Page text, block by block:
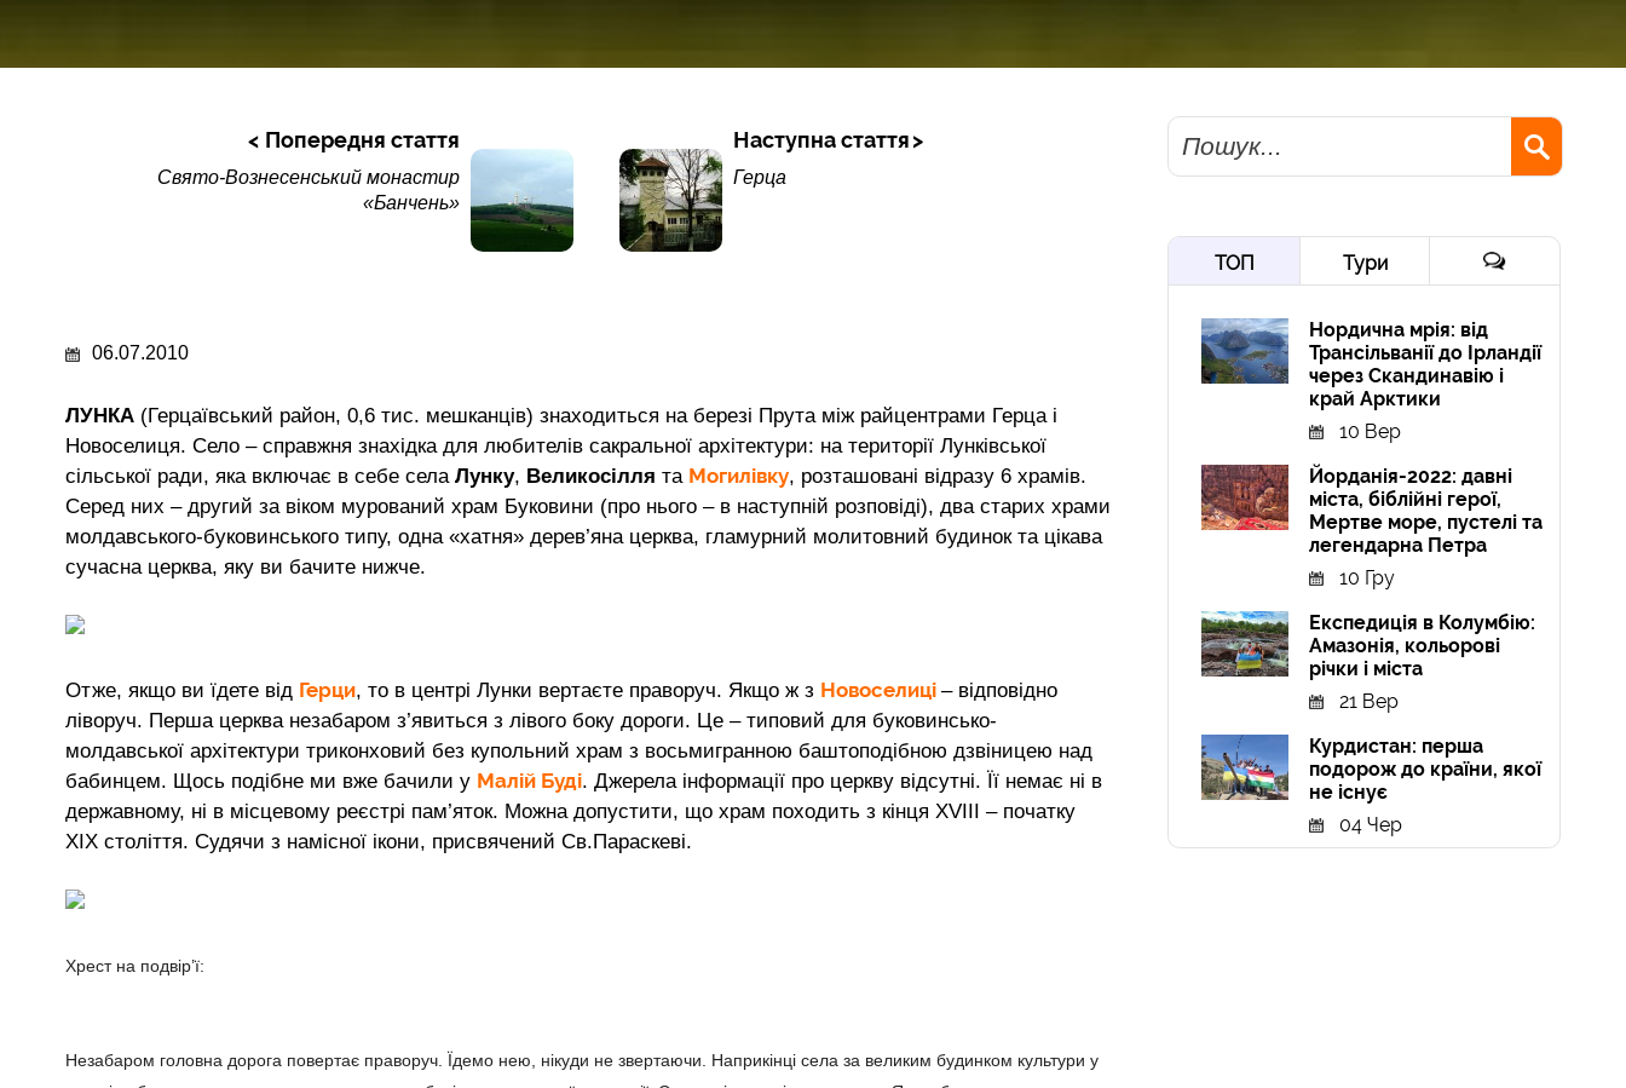
Попередня стаття
Свято-Вознесенський монастир
«Банчень»
Наступна стаття
Герца
06.07.2010
ЛУНКА (Герцаївський район, 0,6 тис. мешканців) знаходиться на березі Прута між райцентрами Герца і
Новоселиця. Село – справжня знахідка для любителів сакральної архітектури: на території Лунківської
сільської ради, яка включає в себе села Лунку, Великосілля та Могилівку, розташовані відразу 6 храмів.
Серед них – другий за віком мурований храм Буковини (про нього – в наступній розповіді), два старих храми
молдавського-буковинського типу, одна «хатня» дерев’яна церква, гламурний молитовний будинок та цікава
сучасна церква, яку ви бачите нижче.
Отже, якщо ви їдете від Герци, то в центрі Лунки вертаєте праворуч. Якщо ж з Новоселиці – відповідно
ліворуч. Перша церква незабаром з’явиться з лівого боку дороги. Це – типовий для буковинсько-
молдавської архітектури триконховий без купольний храм з восьмигранною баштоподібною дзвіницею над
бабинцем. Щось подібне ми вже бачили у Малій Буді. Джерела інформації про церкву відсутні. Її немає ні в
державному, ні в місцевому реєстрі пам’яток. Можна допустити, що храм походить з кінця XVIII – початку
ХІХ століття. Судячи з намісної ікони, присвячений Св.Параскеві.
Хрест на подвір’ї:
Незабаром головна дорога повертає праворуч. Їдемо нею, нікуди не звертаючи. Наприкінці села за великим будинком культури у
Пошук
ТОП Тури
Нордична мрія: від
Трансільванії до Ірландії
через Скандинавію і
край Арктики
10 Вер
Йорданія-2022: давні
міста, біблійні герої,
Мертве море, пустелі та
легендарна Петра
10 Гру
Експедиція в Колумбію:
Амазонія, кольорові
річки і міста
21 Вер
Курдистан: перша
подорож до країни, якої
не існує
04 Чер